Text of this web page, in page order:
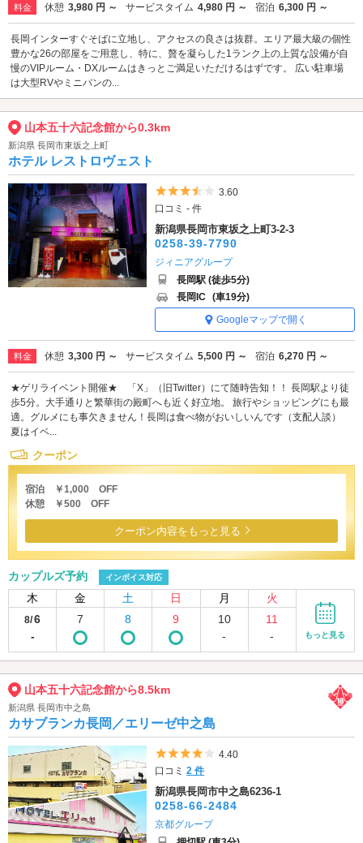
料金 休憩 3,980 円 ～ サービスタイム 4,980 円 ～ 宿泊 6,300 円 ～
長岡インターすぐそばに立地し、アクセスの良さは抜群。エリア最大級の個性
豊かな26の部屋をご用意し、特に、贅を凝らした1ランク上の上質な設備が自
慢のVIPルーム・DXルームはきっとご満足いただけるはずです。 広い駐車場
は大型RVやミニバンの...
山本五十六記念館から0.3km
新潟県 長岡市東坂之上町
ホテル レストロヴェスト
5つ星のうち3.5
3.60
口コミ - 件
新潟県長岡市東坂之上町3-2-3
0258-39-7790
ジィニアグループ
長岡駅 (徒歩5分)
長岡IC (車19分)
Googleマップで開く
料金 休憩 3,300 円 ～ サービスタイム 5,500 円 ～ 宿泊 6,270 円 ～
★ゲリライベント開催★ 「X」（旧Twitter）にて随時告知！！ 長岡駅より徒
歩5分。大手通りと繁華街の殿町へも近く好立地。 旅行やショッピングにも最
適。グルメにも事欠きません！長岡は食べ物がおいしいんです（支配人談）
夏はイベ...
クーポン
宿泊 ￥1,000 OFF
休憩 ￥500 OFF
クーポン内容をもっと見る
カップルズ予約 インボイス対応
木 金 土 日 月 火
8/6
-
7 8 9
10
-
11
-
もっと見る
山本五十六記念館から8.5km
新潟県 長岡市中之島
カサブランカ長岡／エリーゼ中之島
5つ星のうち4
4.40
口コミ2 件
新潟県長岡市中之島6236-1
0258-66-2484
京都グループ